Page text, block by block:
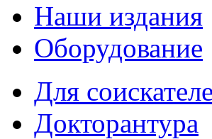
Наши издания
Оборудование
Для
Докторантура